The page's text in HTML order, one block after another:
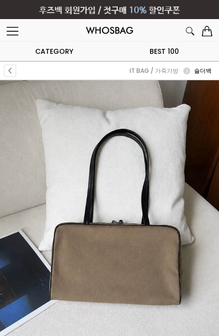
CATEGORY BEST 100
IT BAG / 가죽가방 숄더백